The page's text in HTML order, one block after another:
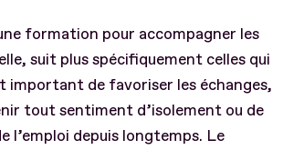
formation pour accompagner les
suit plus spécifiquement celles qui
important de favoriser les échanges,
tout sentiment d’isolement ou de
l’emploi depuis longtemps. Le